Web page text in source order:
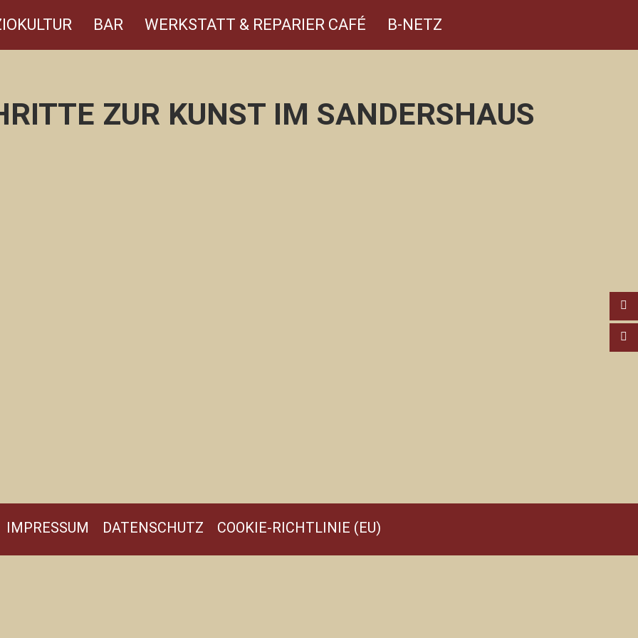
BAR WERKSTATT & REPARIER CAFÉ B-NETZ
ZUR KUNST IM SANDERSHAUS
IMPRESSUM DATENSCHUTZ COOKIE-RICHTLINIE (EU)